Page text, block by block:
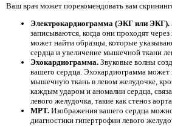
Ваш врач может порекомендовать вам
Электрокардиограмма (ЭКГ или ЭКГ).
записываются, когда они проходят
может найти образцы, которые
сердца и увеличение мышечной ткани
Эхокардиограмма. Звуковые волны
вашего сердца. Эхокардиограмма
мышечную ткань в левом желудочке,
каждым ударом и аномалии сердца,
левого желудочка, такие как стеноз
МРТ. Изображения вашего сердца
диагностики гипертрофии левого